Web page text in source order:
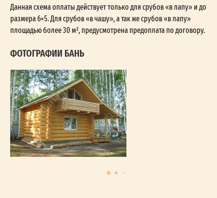
Данная схема оплаты действует только для срубов «в лапу» и до
размера 6×5. Для срубов «в чашу», а так же срубов «в лапу»
площадью более 30 м², предусмотрена предоплата по договору.
ФОТОГРАФИИ БАНЬ